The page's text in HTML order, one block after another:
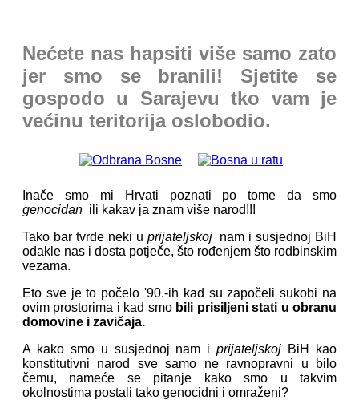
Nećete nas hapsiti više samo zato
jer smo se branili! Sjetite se
gospodo u Sarajevu tko vam je
većinu teritorija oslobodio.
Inače smo mi Hrvati poznati po tome da smo
genocidan ili kakav ja znam više narod!!!
Tako bar tvrde neki u prijateljskojnam i susjednoj BiH
odakle nas i dosta potječe, što rođenjem što rodbinskim
vezama.
Eto sve je to počelo '90.-ih kad su započeli sukobi na
ovim prostorima i kad smo bili prisiljeni stati u obranu
domovine i zavičaja.
A kako smo u susjednoj nam iprijateljskoj BiH kao
konstitutivni narod sve samo ne ravnopravni u bilo
čemu, nameće se pitanje kako smo u takvim
okolnostima postali tako genocidni i omraženi?